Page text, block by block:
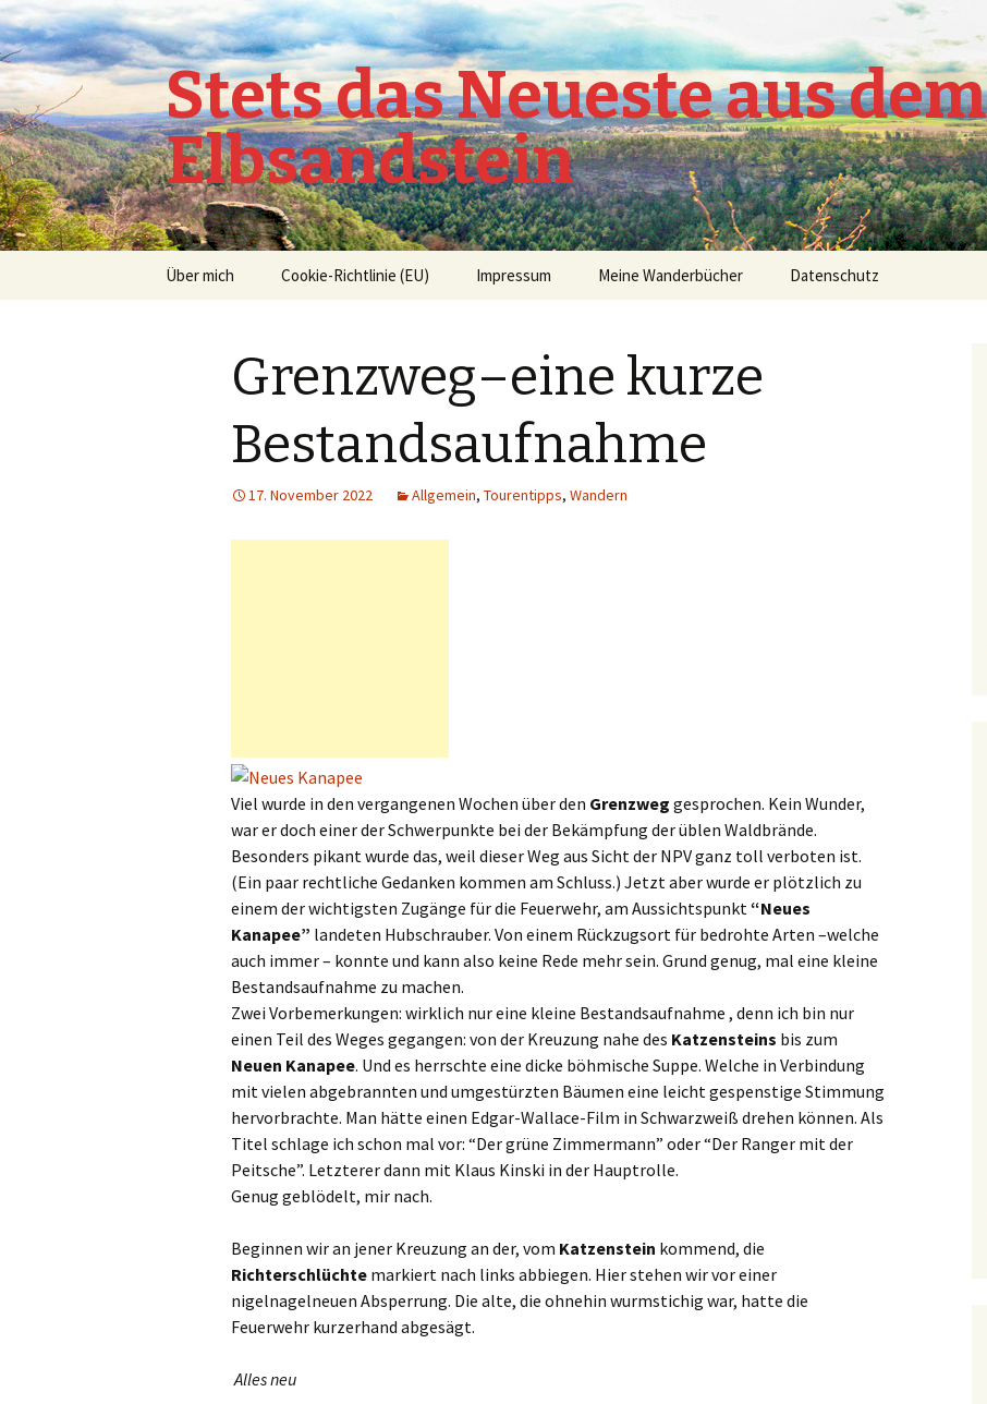
Stets das Neueste aus dem
Elbsandstein
Springe
Über mich Cookie-Richtlinie (EU) Impressum Meine Wanderbücher Datenschutz
Grenzweg–eine kurze
Bestandsaufnahme
17. November 2022 Allgemein, Tourentipps, Wandern
Viel wurde in den vergangenen Wochen über den Grenzweg gesprochen. Kein Wunder,
war er doch einer der Schwerpunkte bei der Bekämpfung der üblen Waldbrände.
Besonders pikant wurde das, weil dieser Weg aus Sicht der NPV ganz toll verboten ist.
(Ein paar rechtliche Gedanken kommen am Schluss.) Jetzt aber wurde er plötzlich zu
einem der wichtigsten Zugänge für die Feuerwehr, am Aussichtspunkt“Neues
Kanapee” landeten Hubschrauber. Von einem Rückzugsort für bedrohte Arten –welche
auch immer – konnte und kann also keine Rede mehr sein. Grund genug, mal eine kleine
Bestandsaufnahme zu machen.
Zwei Vorbemerkungen: wirklich nur eine kleine Bestandsaufnahme , denn ich bin nur
einen Teil des Weges gegangen: von der Kreuzung nahe des Katzensteins bis zum
Neuen Kanapee. Und es herrschte eine dicke böhmische Suppe. Welche in Verbindung
mit vielen abgebrannten und umgestürzten Bäumen eine leicht gespenstige Stimmung
hervorbrachte. Man hätte einen Edgar-Wallace-Film in Schwarzweiß drehen können. Als
Titel schlage ich schon mal vor: “Der grüne Zimmermann” oder “Der Ranger mit der
Peitsche”. Letzterer dann mit Klaus Kinski in der Hauptrolle.
Genug geblödelt, mir nach.
Beginnen wir an jener Kreuzung an der, vom Katzenstein kommend, die
Richterschlüchte markiert nach links abbiegen. Hier stehen wir vor einer
nigelnagelneuen Absperrung. Die alte, die ohnehin wurmstichig war, hatte die
Feuerwehr kurzerhand abgesägt.
Alles neu